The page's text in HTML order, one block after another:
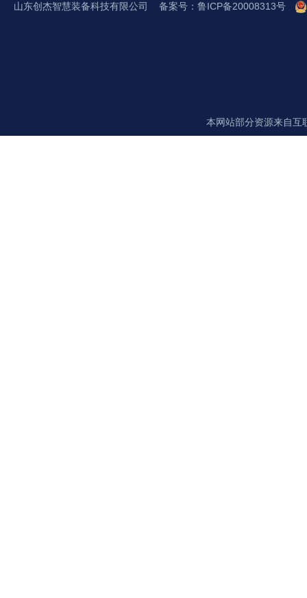
山东创杰智慧装备科技有限公司 备案号：鲁ICP备20008313号
本网站部分资源来自互